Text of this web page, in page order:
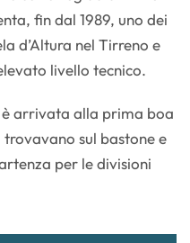
fin dal 1989, uno dei
d’Altura nel Tirreno e
livello tecnico.
è arrivata alla prima boa
sul bastone e
per le divisioni